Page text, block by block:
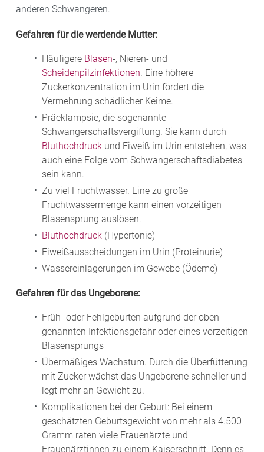
anderen Schwangeren.
Gefahren für die werdende Mutter:
Häufigere Blasen-, Nieren- und
Scheidenpilzinfektionen. Eine höhere
Zuckerkonzentration im Urin fördert die
Vermehrung schädlicher Keime.
Präeklampsie, die sogenannte
Schwangerschaftsvergiftung. Sie kann durch
Bluthochdruck und Eiweiß im Urin entstehen, was
auch eine Folge vom Schwangerschaftsdiabetes
sein kann.
Zu viel Fruchtwasser. Eine zu große
Fruchtwassermenge kann einen vorzeitigen
Blasensprung auslösen.
Bluthochdruck (Hypertonie)
Eiweißausscheidungen im Urin (Proteinurie)
Wassereinlagerungen im Gewebe (Ödeme)
Gefahren für das Ungeborene:
Früh- oder Fehlgeburten aufgrund der oben
genannten Infektionsgefahr oder eines vorzeitigen
Blasensprungs
Übermäßiges Wachstum. Durch die Überfütterung
mit Zucker wächst das Ungeborene schneller und
legt mehr an Gewicht zu.
Komplikationen bei der Geburt: Bei einem
geschätzten Geburtsgewicht von mehr als 4.500
Gramm raten viele Frauenärzte und
Frauenärztinnen zu einem Kaiserschnitt. Denn es